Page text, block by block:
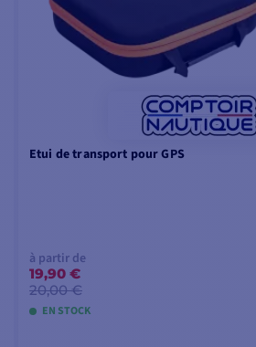
Etui de transport pour GPS
à partir de
19,90 €
20,00 €
EN STOCK